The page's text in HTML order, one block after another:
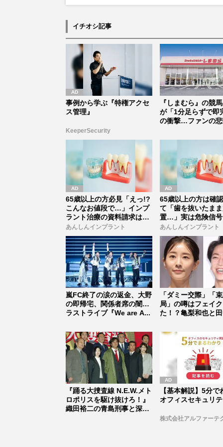
イチオシ記事
事例から学ぶ『特権アクセ
ス管理』
KeeperSecurity
『しまむら』の競
が「1分足らずで即
の衝撃…ファンの
65歳以上の方必見「えっ!?
こんなお値段で…」インプ
ラント治療の資料請求はこ
ちら...
あんしんインプラント
65歳以上の方は確
て「歯を抜いたま
置…」実は危険信
プラント始...
あんしんインプラント
嵐FC終了の涙の返金、大野
の即帰宅、関係者席の闇…
ラストライブ『We are A...
「ダミー交際」「
局」の噂はフェイ
た！？亀梨和也と
『踊る大捜査線 N.E.W.メト
ロポリスを駆け抜けろ！』
織田裕二の青島刑事と深
【基本解説】5分で
オフィスセキュリ
株式会社アルファーテ